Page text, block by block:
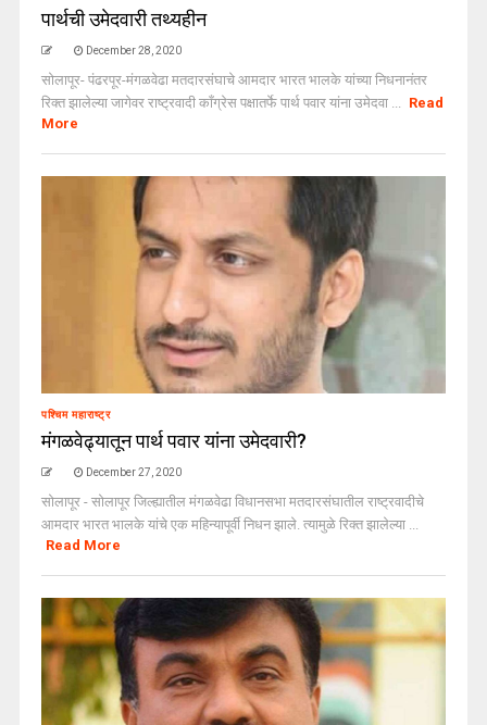
पार्थची उमेदवारी तथ्यहीन
December 28, 2020
सोलापूर- पंढरपूर-मंगळवेढा मतदारसंघाचे आमदार भारत भालके यांच्या निधनानंतर
रिक्त झालेल्या जागेवर राष्ट्रवादी काँग्रेस पक्षातर्फे पार्थ पवार यांना उमेदवा ... Read
More
पश्चिम महाराष्ट्र
मंगळवेढ्यातून पार्थ पवार यांना उमेदवारी?
December 27, 2020
सोलापूर - सोलापूर जिल्ह्यातील मंगळवेढा विधानसभा मतदारसंघातील राष्ट्रवादीचे
आमदार भारत भालके यांचे एक महिन्यापूर्वी निधन झाले. त्यामुळे रिक्त झालेल्या ...
Read More